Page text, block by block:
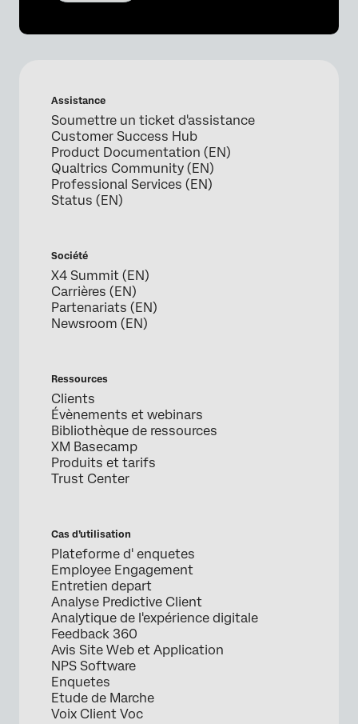
Assistance
Soumettre un ticket d'assistance
Customer Success Hub
Product Documentation (EN)
Qualtrics Community (EN)
Professional Services (EN)
Status (EN)
Société
X4 Summit (EN)
Carrières (EN)
Partenariats (EN)
Newsroom (EN)
Ressources
Clients
Évènements et webinars
Bibliothèque de ressources
XM Basecamp
Produits et tarifs
Trust Center
Cas d’utilisation
Plateforme d' enquetes
Employee Engagement
Entretien depart
Analyse Predictive Client
Analytique de l'expérience digitale
Feedback 360
Avis Site Web et Application
NPS Software
Enquetes
Etude de Marche
Voix Client Voc